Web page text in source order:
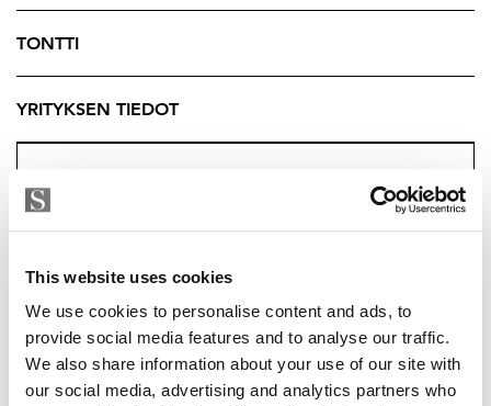
This website uses cookies
We use cookies to personalise content and ads, to
provide social media features and to analyse our traffic.
We also share information about your use of our site with
our social media, advertising and analytics partners who
Sijainti tarjoaa rauhaa ja yksityisyyttä, mutta arjen
peruspalvelut ovat silti saavutettavissa.
arvostat tilaa, omaa pihaa ja mahdollisuutta elää
hieman väljemmin.
Kysy lisätietoja välittäjältä.
Ylempi Kiinteistönvälittäjä, YKV LKV
Strand Properties Brand Partner
040 174 3010 – tuukka.hakkarainen@strand.fi
TONTTI
YRITYKSEN TIEDOT